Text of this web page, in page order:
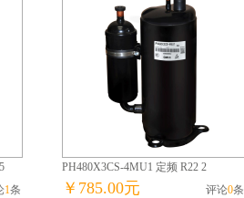
1条
PH480X3CS-4MU1 定频 R22 2
￥785.00元 评论0条